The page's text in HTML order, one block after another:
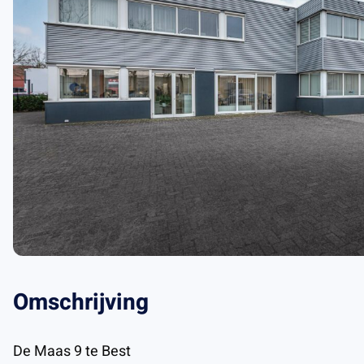
Omschrijving
De Maas 9 te Best